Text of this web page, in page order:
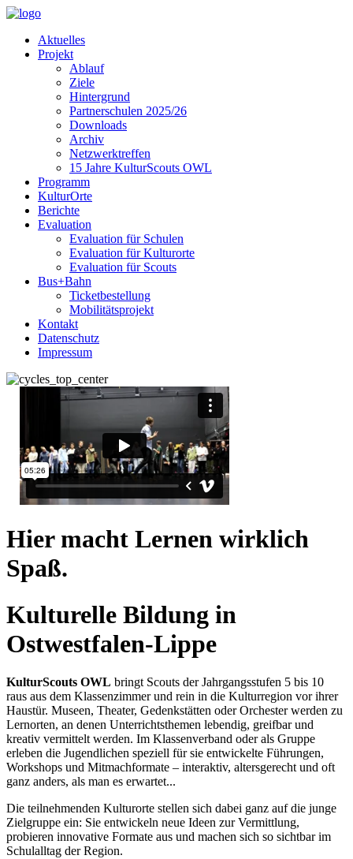
Aktuelles
Projekt
Ablauf
Ziele
Hintergrund
Partnerschulen 2025/26
Downloads
Archiv
Netzwerktreffen
15 Jahre KulturScouts OWL
Programm
KulturOrte
Berichte
Evaluation
Evaluation für Schulen
Evaluation für Kulturorte
Evaluation für Scouts
Bus+Bahn
Ticketbestellung
Mobilitätsprojekt
Kontakt
Datenschutz
Impressum
Hier macht Lernen wirklich
Spaß.
Kulturelle Bildung in
Ostwestfalen-Lippe
KulturScouts OWL bringt Scouts der Jahrgangsstufen 5 bis 10
raus aus dem Klassenzimmer und rein in die Kulturregion vor ihrer
Haustür. Museen, Theater, Gedenkstätten oder Orchester werden zu
Lernorten, an denen Unterrichtsthemen lebendig, greifbar und
kreativ vermittelt werden. Im Klassenverband oder als Gruppe
erleben die Jugendlichen speziell für sie entwickelte Führungen,
Workshops und Mitmachformate – interaktiv, altersgerecht und oft
ganz anders, als man es erwartet...
Die teilnehmenden Kulturorte stellen sich dabei ganz auf die junge
Zielgruppe ein: Sie entwickeln neue Ideen zur Vermittlung,
probieren innovative Formate aus und machen sich so sichtbar im
Schulalltag der Region.